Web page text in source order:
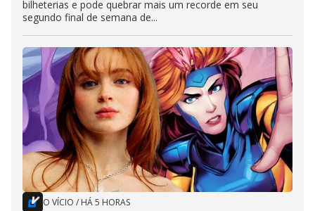
bilheterias e pode quebrar mais um recorde em seu
segundo final de semana de...
O VÍCIO / HÁ 5 HORAS